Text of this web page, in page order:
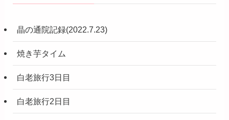
晶の通院記録(2022.7.23)
焼き芋タイム
白老旅行3日目
白老旅行2日目